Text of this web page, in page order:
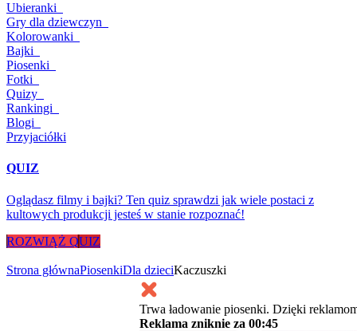
Ubieranki
Gry dla dziewczyn
Kolorowanki
Bajki
Piosenki
Fotki
Quizy
Rankingi
Blogi
Przyjaciółki
QUIZ
Oglądasz filmy i bajki? Ten quiz sprawdzi jak wiele postaci z
kultowych produkcji jesteś w stanie rozpoznać!
ROZWIĄŻ QUIZ
Strona głównaPiosenkiDla dzieciKaczuszki
Trwa ładowanie piosenki. Dzięki
Reklama zniknie za 00:45